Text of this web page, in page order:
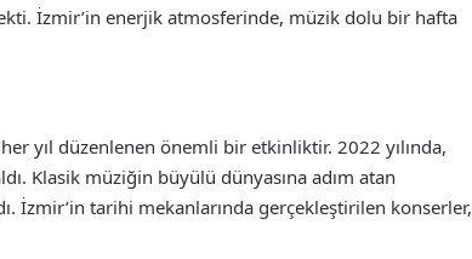
İzmir’in enerjik atmosferinde, müzik dolu bir hafta
yıl düzenlenen önemli bir etkinliktir. 2022 yılında,
Klasik müziğin büyülü dünyasına adım atan
İzmir’in tarihi mekanlarında gerçekleştirilen konserler,